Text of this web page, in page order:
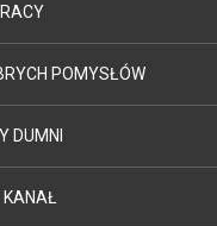
POMYSŁÓW
DUMNI